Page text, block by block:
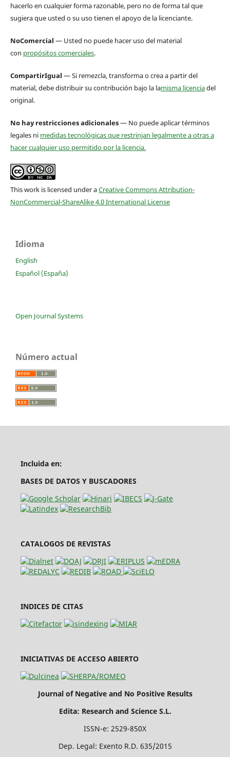
hacerlo en cualquier forma razonable, pero no de forma tal que
sugiera que usted o su uso tienen el apoyo de la licenciante.
NoComercial — Usted no puede hacer uso del material
con propósitos comerciales.
CompartirIgual — Si remezcla, transforma o crea a partir del
material, debe distribuir su contribución bajo la lamisma licenciadel
original.
No hay restricciones adicionales— No puede aplicar términos
legales ni medidas tecnológicas que restrinjan legalmente a otras a
hacer cualquier uso permitido por la licencia.
This work is licensed under aCreative Commons Attribution-
NonCommercial-ShareAlike 4.0 International License
Idioma
English
Español (España)
Open Journal Systems
Número actual
Incluida en:
BASES DE DATOS Y BUSCADORES
CATALOGOS DE REVISTAS
INDICES DE CITAS
INICIATIVAS DE ACCESO ABIERTO
Journal of Negative and No Positive Results
Edita: Research and Science S.L.
ISSN-e: 2529-850X
Dep. Legal: Exento R.D. 635/2015